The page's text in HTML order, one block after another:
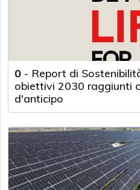
0 - Report di
obiettivi 2030 raggiunti
d'anticipo